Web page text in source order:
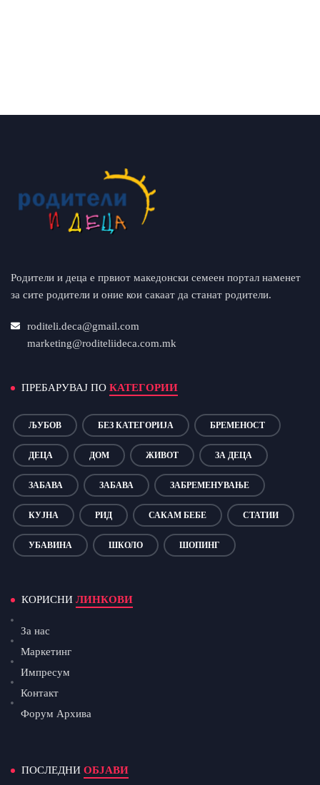
Родители и деца е првиот македонски семеен портал наменет
за сите родители и оние кои сакаат да станат родители.
roditeli.deca@gmail.com
marketing@roditeliideca.com.mk
ПРЕБАРУВАЈ ПО КАТЕГОРИИ
ЉУБОВ БЕЗ КАТЕГОРИЈА БРЕМЕНОСТ
ДЕЦА ДОМ ЖИВОТ ЗА ДЕЦА
ЗАБАВА ЗАБАВА ЗАБРЕМЕНУВАЊЕ
КУЈНА РИД САКАМ БЕБЕ СТАТИИ
УБАВИНА ШКОЛО ШОПИНГ
КОРИСНИ ЛИНКОВИ
За нас
Маркетинг
Импресум
Контакт
Форум Архива
ПОСЛЕДНИ ОБЈАВИ